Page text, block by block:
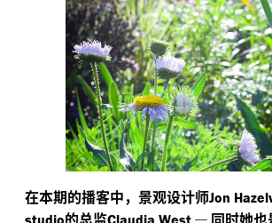
在本期的播客中，景观设计师Jon
studio的总监Claudia West — 同时她也